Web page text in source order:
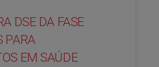
DSE DA FASE
PARA
EM SAÚDE